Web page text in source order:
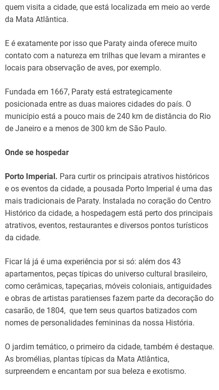
quem visita a cidade, que está localizada em meio ao verde
da Mata Atlântica.
E é exatamente por isso que Paraty ainda oferece muito
contato com a natureza em trilhas que levam a mirantes e
locais para observação de aves, por exemplo.
Fundada em 1667, Paraty está estrategicamente
posicionada entre as duas maiores cidades do país. O
município está a pouco mais de 240 km de distância do Rio
de Janeiro e a menos de 300 km de São Paulo.
Onde se hospedar
Porto Imperial. Para curtir os principais atrativos históricos
e os eventos da cidade, a pousada Porto Imperial é uma das
mais tradicionais de Paraty. Instalada no coração do Centro
Histórico da cidade, a hospedagem está perto dos principais
atrativos, eventos, restaurantes e diversos pontos turísticos
da cidade.
Ficar lá já é uma experiência por si só: além dos 43
apartamentos, peças típicas do universo cultural brasileiro,
como cerâmicas, tapeçarias, móveis coloniais, antiguidades
e obras de artistas paratienses fazem parte da decoração do
casarão, de 1804, que tem seus quartos batizados com
nomes de personalidades femininas da nossa História.
O jardim temático, o primeiro da cidade, também é destaque.
As bromélias, plantas típicas da Mata Atlântica,
surpreendem e encantam por sua beleza e exotismo.